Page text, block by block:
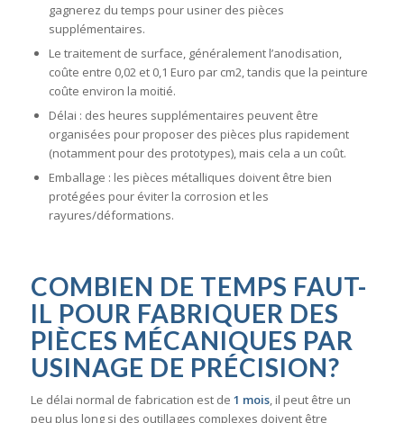
gagnerez du temps pour usiner des pièces
supplémentaires.
Le traitement de surface, généralement l’anodisation,
coûte entre 0,02 et 0,1 Euro par cm2, tandis que la peinture
coûte environ la moitié.
Délai : des heures supplémentaires peuvent être
organisées pour proposer des pièces plus rapidement
(notamment pour des prototypes), mais cela a un coût.
Emballage : les pièces métalliques doivent être bien
protégées pour éviter la corrosion et les
rayures/déformations.
COMBIEN DE TEMPS FAUT-
IL POUR FABRIQUER DES
PIÈCES MÉCANIQUES PAR
USINAGE DE PRÉCISION?
Le délai normal de fabrication est de 1 mois, il peut être un
peu plus long si des outillages complexes doivent être